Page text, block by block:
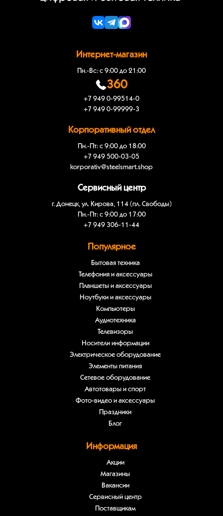
Интернет-магазин
Пн.-Вс: с 9:00 до 21:00
360
+7 949 0-99514-0
+7 949 0-99999-3
Корпоративный отдел
Пн.-Пт: с 9:00 до 18:00
+7 949 500-03-05
korporativ@steelsmart.shop
Сервисный центр
г. Донецк, ул. Кирова, 114 (пл. Свободы)
Пн.-Пт: с 9:00 до 17:00
+7 949 306-11-44
Популярное
Бытовая техника
Телефония и аксессуары
Планшеты и аксессуары
Ноутбуки и аксессуары
Компьютеры
Аудиотехника
Телевизоры
Носители информации
Электрическое оборудование
Элементы питания
Сетевое оборудование
Автотовары и спорт
Фото-видео и аксессуары
Праздники
Блог
Информация
Акции
Магазины
Вакансии
Сервисный центр
Поставщикам